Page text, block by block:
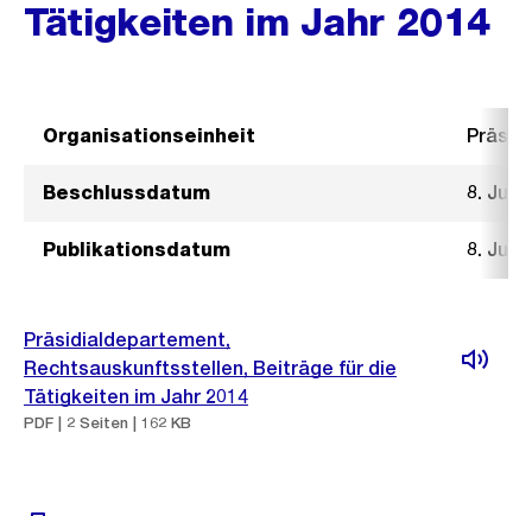
Tätigkeiten im Jahr 2014
Organisationseinheit
Beschlussdatum 8. Juli
Publikationsdatum 8. Juli
Präsidialdepartement,
Rechtsauskunftsstellen, Beiträge für die
Tätigkeiten im Jahr 2014
PDF | 2 Seiten | 162 KB